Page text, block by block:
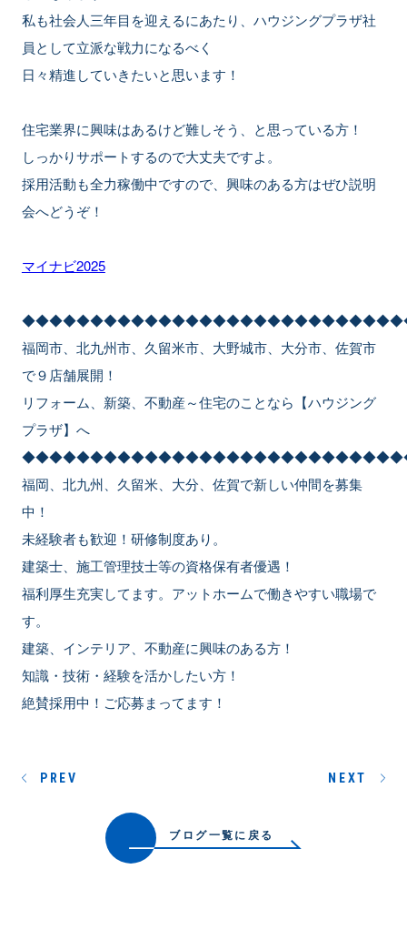
私も社会人三年目を迎えるにあたり、ハウジングプラザ社
員として立派な戦力になるべく
日々精進していきたいと思います！
住宅業界に興味はあるけど難しそう、と思っている方！
しっかりサポートするので大丈夫ですよ。
採用活動も全力稼働中ですので、興味のある方はぜひ説明
会へどうぞ！
マイナビ2025
福岡市、北九州市、久留米市、大野城市、大分市、佐賀市
で９店舗展開！
リフォーム、新築、不動産～住宅のことなら【ハウジング
プラザ】へ
福岡、北九州、久留米、大分、佐賀で新しい仲間を募集
中！
未経験者も歓迎！研修制度あり。
建築士、施工管理技士等の資格保有者優遇！
福利厚生充実してます。アットホームで働きやすい職場で
す。
建築、インテリア、不動産に興味のある方！
知識・技術・経験を活かしたい方！
絶賛採用中！ご応募まってます！
ブログ一覧に戻る
PREV NEXT